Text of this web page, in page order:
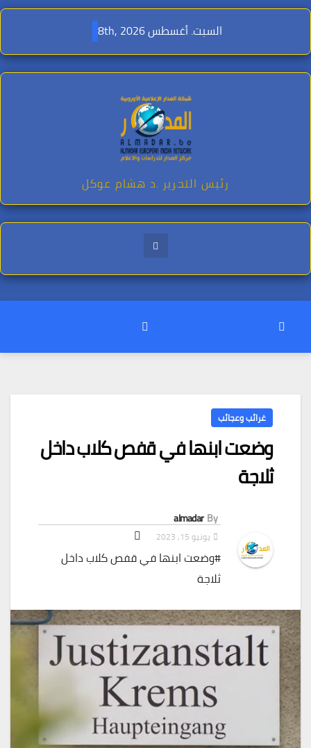
Skip
content
السبت. أغسطس 8th, 2026
رئيس التحرير .د هشام عوكل
غرائب وعجائب
وضعت ابنها في قفص كلاب داخل
ثلاجة
By
almadar
يونيو 15, 2023
#وضعت ابنها في قفص كلاب داخل
ثلاجة